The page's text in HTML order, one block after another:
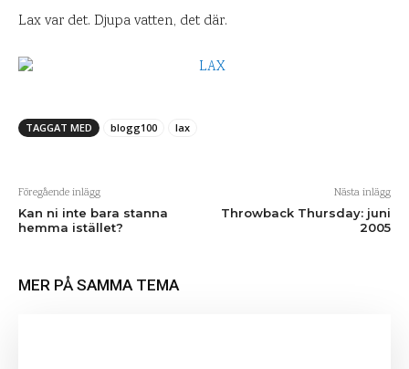
Lax var det. Djupa vatten, det där.
TAGGAT MED blogg100 lax
Föregående inlägg
Kan ni inte bara stanna
hemma istället?
Nästa inlägg
Throwback Thursday: juni
2005
MER PÅ SAMMA TEMA